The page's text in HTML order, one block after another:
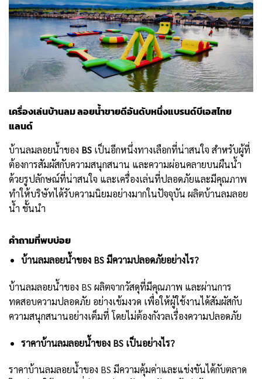
เครื่องเล่นบ้านลม ลอยน้ำขายดีอันดับหนึ่งแบรนด์บีเอสไทย
แลนด์
บ้านลมลอยน้ำของ BS เป็นอีกหนึ่งทางเลือกที่น่าสนใจ สำหรับผู้ที่
ต้องการสัมผัสกับความสนุกสนาน และความผ่อนคลายบนผืนน้ำ
ด้วยรูปลักษณ์ที่น่าสนใจ และเครื่องเล่นที่ปลอดภัยและมีคุณภาพ
ทำให้บริษัทได้รับความนิยมอย่างมากในปัจจุบัน ผลิตบ้านลมลอย
น้ำ ชั้นนำ
คำถามที่พบบ่อย
บ้านลมลอยน้ำของ BS มีความปลอดภัยอย่างไร?
บ้านลมลอยน้ำของ BS ผลิตจากวัสดุที่มีคุณภาพ และผ่านการ
ทดสอบความปลอดภัย อย่างเข้มงวด เพื่อให้ผู้ใช้งานได้สัมผัสกับ
ความสนุกสนานอย่างเต็มที่ โดยไม่ต้องกังวลเรื่องความปลอดภัย
ราคาบ้านลมลอยน้ำของ BS เป็นอย่างไร?
ราคาบ้านลมลอยน้ำของ BS มีความคุ้มค่าและแข่งขันได้กับตลาด